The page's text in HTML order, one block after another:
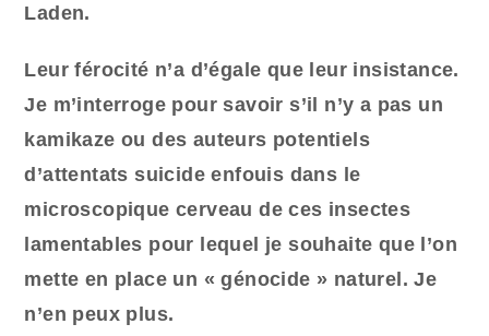
Laden.
Leur férocité n’a d’égale que leur insistance.
Je m’interroge pour savoir s’il n’y a pas un
kamikaze ou des auteurs potentiels
d’attentats suicide enfouis dans le
microscopique cerveau de ces insectes
lamentables pour lequel je souhaite que l’on
mette en place un « génocide » naturel. Je
n’en peux plus.